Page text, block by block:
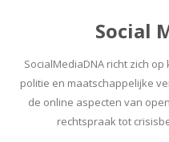
Social
SocialMediaDNA richt zich
politie en maatschappelijke
de online aspecten van
rechtspraak tot